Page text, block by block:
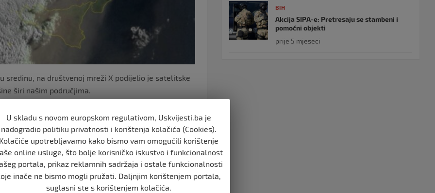
sredinu, na društvenoj mreži X podijelio je satelitske
širi našim područjima.
da je pustinjska prašina gotovo uvijek prisutna
za sada još uvijek na visini, a da se narednih
oluje, koje nastaju prilikom jakih vjetrova na velikim
Afrike. Da bi vjetrovi nosili prašinu hiljadama
BIH
Akcija SIPA-e: Pretresaju se stambeni i
pomoćni objekti
prije 5 mjeseci
U skladu s novom europskom regulativom, Uskvijesti.ba je
nadogradio politiku privatnosti i korištenja kolačića (Cookies).
Kolačiće upotrebljavamo kako bismo vam omogućili korištenje
online usluge, što bolje korisničko iskustvo i funkcionalnost
portala, prikaz reklamnih sadržaja i ostale funkcionalnosti
inače ne bismo mogli pružati. Daljnjim korištenjem portala,
suglasni ste s korištenjem kolačića.